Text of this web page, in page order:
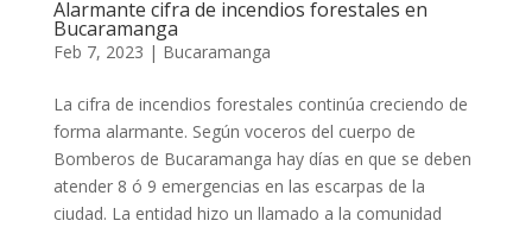
Alarmante cifra de incendios forestales en
Bucaramanga
Feb 7, 2023 | Bucaramanga
La cifra de incendios forestales continúa creciendo de
forma alarmante. Según voceros del cuerpo de
Bomberos de Bucaramanga hay días en que se deben
atender 8 ó 9 emergencias en las escarpas de la
ciudad. La entidad hizo un llamado a la comunidad